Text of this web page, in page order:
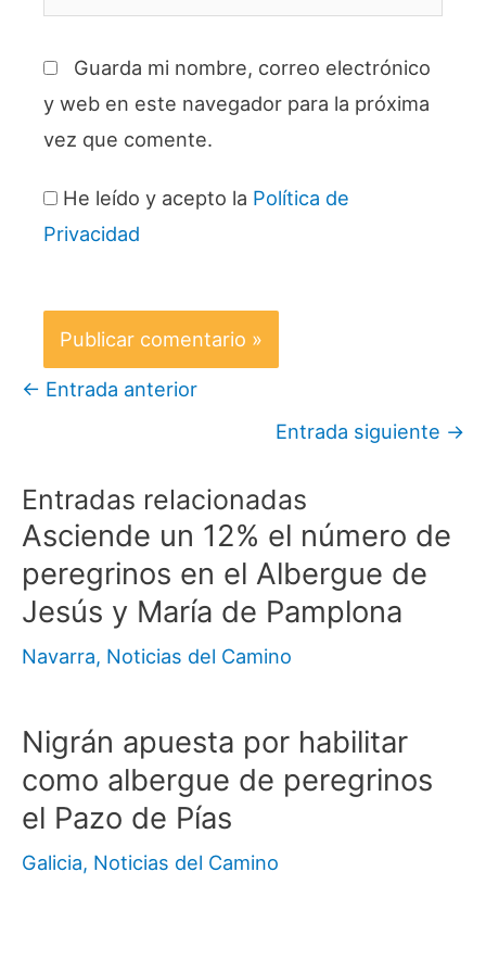
Guarda mi nombre, correo electrónico
y web en este navegador para la próxima
vez que comente.
He leído y acepto la Política de
Privacidad
← Entrada anterior
Entrada siguiente →
Entradas relacionadas
Asciende un 12% el número de
peregrinos en el Albergue de
Jesús y María de Pamplona
Navarra, Noticias del Camino
Nigrán apuesta por habilitar
como albergue de peregrinos
el Pazo de Pías
Galicia, Noticias del Camino